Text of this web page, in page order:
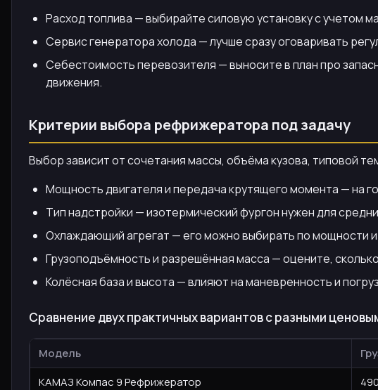
Расход топлива — выбирайте силовую установку с учетом
Сервис генератора холода — лучше сразу оговаривать
Себестоимость перевозителя — выносите в план про
движения.
Критерии выбора рефрижератора под задачу
Выбор зависит от сочетания массы, объёма кузова, типовой
Мощность двигателя и передача крутящего момента — на
Тип надстройки — изотермический фургон нужен для
Охлаждающий агрегат — его можно выбирать по мощности и
Грузоподъёмность и разрешённая масса — оцените,
Колёсная база и высота — влияют на маневренность и
Сравнение двух практичных вариантов с разными
Модель
КАМАЗ Компас 9 Рефрижератор